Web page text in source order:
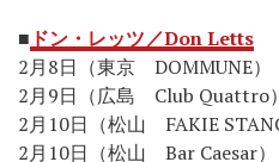
■ ドン・レッツ／Don Letts
2月8日（東京 DOMMUNE）
2月9日（広島 Club Quattro）
2月10日（松山 FAKIE
2月10日（松山 Bar Caesar）